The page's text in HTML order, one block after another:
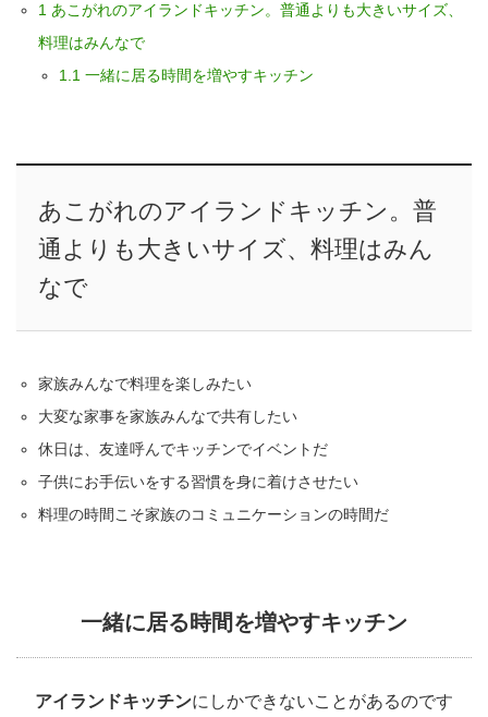
1 あこがれのアイランドキッチン。普通よりも大きいサイズ、
料理はみんなで
1.1 一緒に居る時間を増やすキッチン
あこがれのアイランドキッチン。普
通よりも大きいサイズ、料理はみん
なで
家族みんなで料理を楽しみたい
大変な家事を家族みんなで共有したい
休日は、友達呼んでキッチンでイベントだ
子供にお手伝いをする習慣を身に着けさせたい
料理の時間こそ家族のコミュニケーションの時間だ
一緒に居る時間を増やすキッチン
アイランドキッチンにしかできないことがあるのです